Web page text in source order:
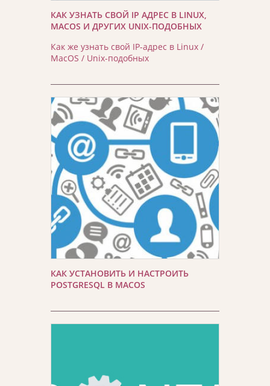
КАК УЗНАТЬ СВОЙ IP АДРЕС В LINUX,
MACOS И ДРУГИХ UNIX-ПОДОБНЫХ
Как же узнать свой IP-адрес в Linux /
MacOS / Unix-подобных
КАК УСТАНОВИТЬ И НАСТРОИТЬ
POSTGRESQL В MACOS